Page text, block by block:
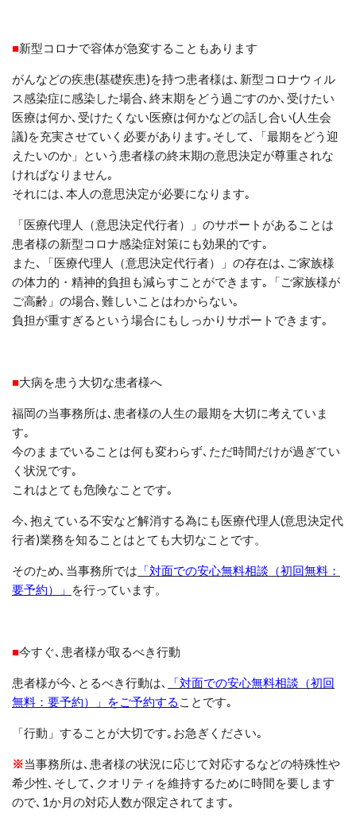
■新型コロナで容体が急変することもあります
がんなどの疾患(基礎疾患)を持つ患者様は､新型コロナウィル
ス感染症に感染した場合､終末期をどう過ごすのか､受けたい
医療は何か､受けたくない医療は何かなどの話し合い(人生会
議)を充実させていく必要があります｡そして､「最期をどう迎
えたいのか」という患者様の終末期の意思決定が尊重されな
ければなりません｡
それには､本人の意思決定が必要になります｡
「医療代理人（意思決定代行者）」のサポートがあることは
患者様の新型コロナ感染症対策にも効果的です｡
また､「医療代理人（意思決定代行者）」の存在は､ご家族様
の体力的・精神的負担も減らすことができます｡「ご家族様が
ご高齢」の場合､難しいことはわからない｡
負担が重すぎるという場合にもしっかりサポートできます｡
■大病を患う大切な患者様へ
福岡の当事務所は､患者様の人生の最期を大切に考えていま
す｡
今のままでいることは何も変わらず､ ただ時間だけが過ぎてい
く状況です｡
これはとても危険なことです｡
今､ 抱えている不安など解消する為にも医療代理人(意思決定代
行者)業務を知ることはとても大切なことです。
そのため､当事務所では 「対面での安心無料相談（初回無料：
要予約）」
を行っています。
■今すぐ､患者様が取るべき行動
患者様が今､とるべき行動は､
「対面での安心無料相談（初回
無料：要予約）」をご予約する ことです｡
「行動」することが大切です｡ お急ぎください｡
※当事務所は､患者様の状況に応じて対応するなどの特殊性や
希少性､ そして､ クオリティを維持するために時間を要します
ので､ 1か月の対応人数が限定されてます｡